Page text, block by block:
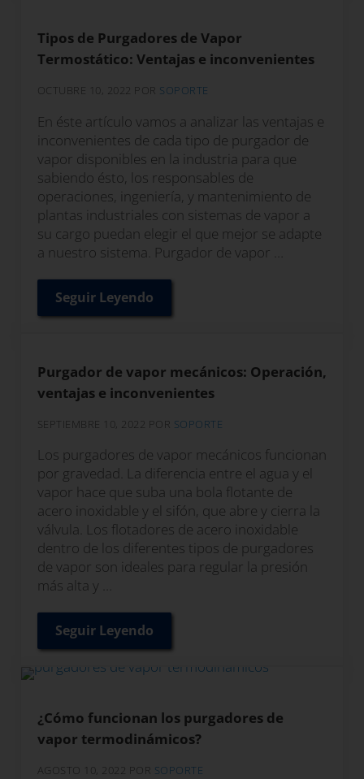
Tipos de Purgadores de Vapor
Termostático: Ventajas e inconvenientes
OCTUBRE 10, 2022 POR SOPORTE
En éste artículo vamos a analizar las ventajas e
inconvenientes de cada tipo de purgador de
vapor disponibles en la industria para que
sabiendo ésto, los responsables de
operaciones, ingeniería, y mantenimiento de
plantas industriales con sistemas de vapor a
su cargo puedan elegir el que mejor se adapte
a nuestro sistema. Purgador de vapor …
Seguir LeyendoTipos de Purgadores de Vapor
Purgador de vapor mecánicos: Operación,
ventajas e inconvenientes
SEPTIEMBRE 10, 2022 POR SOPORTE
Los purgadores de vapor mecánicos funcionan
por gravedad. La diferencia entre el agua y el
vapor hace que suba una bola flotante de
acero inoxidable y el sifón, que abre y cierra la
válvula. Los flotadores de acero inoxidable
dentro de los diferentes tipos de purgadores
de vapor son ideales para regular la presión
más alta y …
Seguir LeyendoPurgador de vapor mecánicos:
¿Cómo funcionan los purgadores de
vapor termodinámicos?
AGOSTO 10, 2022 POR SOPORTE